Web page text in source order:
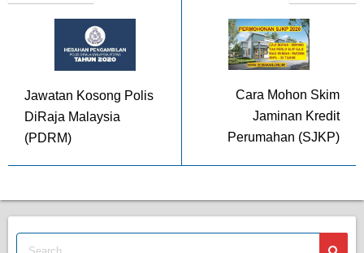
Jawatan Kosong Polis
DiRaja Malaysia
(PDRM)
Cara Mohon Skim
Jaminan Kredit
Perumahan (SJKP)